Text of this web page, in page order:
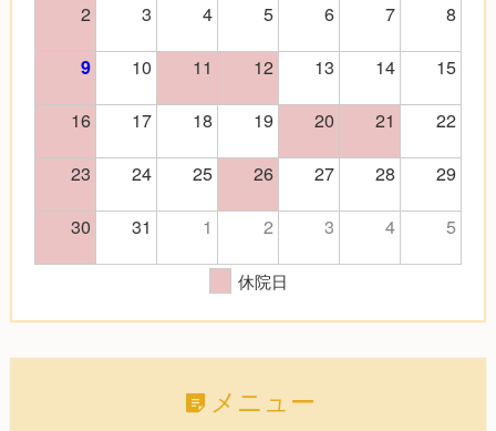
2 3 4 5 6 7 8
9 10 11 12 13 14
15
16
17 18 19 20 21
22
23
24 25 26 27 28
29
30
31 1 2 3 4 5
休院日
メニュー